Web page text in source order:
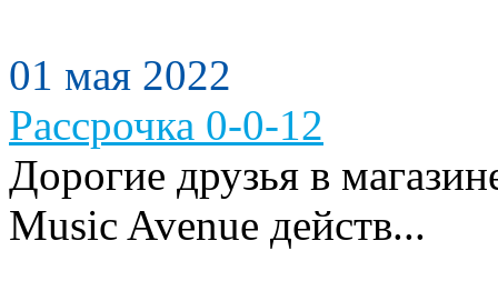
01 мая 2022
Рассрочка 0-0-12
Дорогие друзья в
Music Avenue действ...